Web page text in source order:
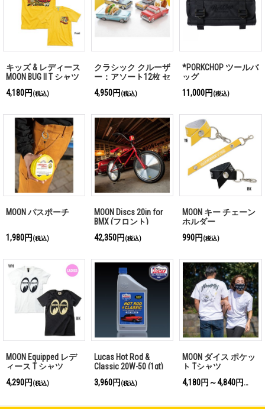
キッズ & レディース
MOON BUG II T シャツ
4,180円 (税込)
クラシック クルーザ
ー：アソート12枚 セ
4,950円 (税込)
*PORKCHOP ツールバ
ッグ
11,000円 (税込)
MOON パスポーチ
1,980円 (税込)
MOON Discs 20in for
BMX (フロント)
42,350円 (税込)
MOON キー チェーン
ホルダー
990円 (税込)
MOON Equipped レデ
ィース T シャツ
4,290円 (税込)
Lucas Hot Rod &
Classic 20W-50 (1qt)
3,960円 (税込)
MOON ダイス ポケッ
ト Tシャツ
4,180円～4,840円
(税込)